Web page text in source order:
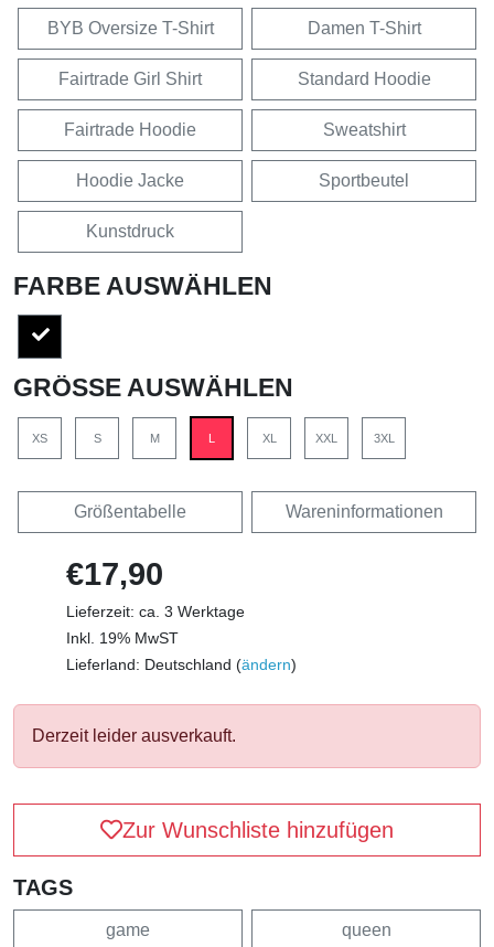
BYB Oversize T-Shirt Damen T-Shirt
Fairtrade Girl Shirt Standard Hoodie
Fairtrade Hoodie Sweatshirt
Hoodie Jacke Sportbeutel
Kunstdruck
FARBE AUSWÄHLEN
GRÖSSE AUSWÄHLEN
XS S M XL XXL 3XL
Größentabelle Wareninformationen
€17,90
Lieferzeit: ca. 3 Werktage
Inkl. 19% MwST
Lieferland: Deutschland (ändern)
Derzeit leider ausverkauft.
Zur Wunschliste hinzufügen
TAGS
game queen